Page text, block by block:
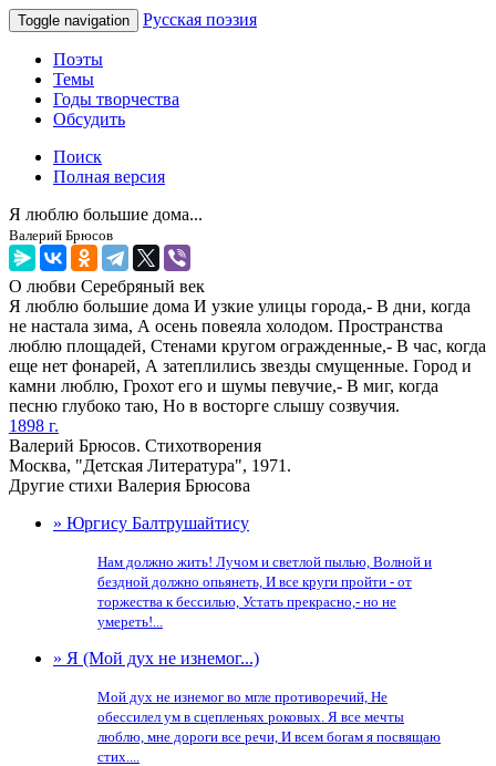
Toggle navigation Русская поэзия
Поэты
Темы
Годы творчества
Обсудить
Поиск
Полная версия
Я люблю большие дома...
Валерий Брюсов
О любви Серебряный век
Я люблю большие дома И узкие улицы города,- В дни, когда
не настала зима, А осень повеяла холодом. Пространства
люблю площадей, Стенами кругом огражденные,- В час, когда
еще нет фонарей, А затеплились звезды смущенные. Город и
камни люблю, Грохот его и шумы певучие,- В миг, когда
песню глубоко таю, Но в восторге слышу созвучия.
1898 г.
Валерий Брюсов. Стихотворения
Москва, "Детская Литература", 1971.
Другие стихи Валерия Брюсова
» Юргису Балтрушайтису
Нам должно жить! Лучом и светлой пылью, Волной и
бездной должно опьянеть, И все круги пройти - от
торжества к бессилью, Устать прекрасно,- но не
умереть!...
» Я (Мой дух не изнемог...)
Мой дух не изнемог во мгле противоречий, Не
обессилел ум в сцепленьях роковых. Я все мечты
люблю, мне дороги все речи, И всем богам я посвящаю
стих....